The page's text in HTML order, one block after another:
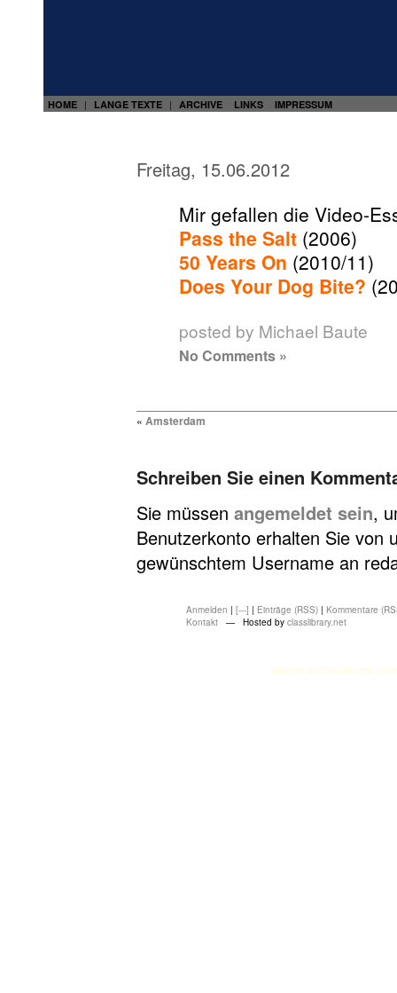
HOME | LANGE TEXTE | ARCHIVE LINKS IMPRESSUM
Freitag, 15.06.2012
Mir gefallen die Video-
Pass the Salt (2006)
50 Years On (2010/11)
Does Your Dog Bite?
posted by Michael Baute
No Comments »
« Amsterdam
Schreiben Sie einen
Sie müssen angemeldet sein,
Benutzerkonto erhalten Sie von
gewünschtem Username an
Anmelden | [---] | Einträge (RSS) | Kommentare
Kontakt — Hosted by classlibrary.net
atasehir escort atasehir